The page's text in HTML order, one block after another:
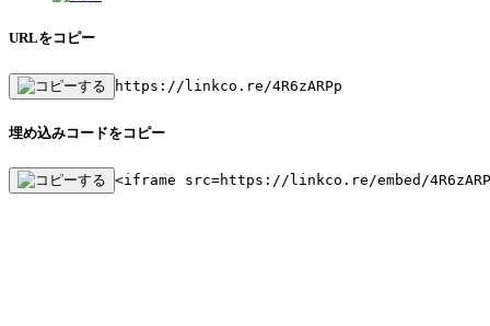
URLをコピー
https://linkco.re/4R6zARPp
埋め込みコードをコピー
<iframe src=https://linkco.re/embed/